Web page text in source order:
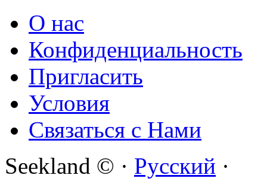
О нас
Конфиденциальность
Пригласить
Условия
Связаться с Нами
Seekland © · Русский ·